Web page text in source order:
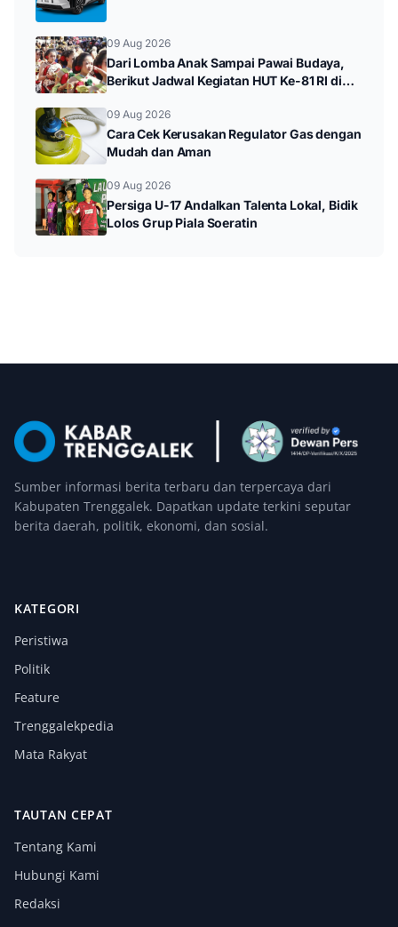
09 Aug 2026
Dari Lomba Anak Sampai Pawai Budaya,
Berikut Jadwal Kegiatan HUT Ke-81 RI di
09 Aug 2026
Cara Cek Kerusakan Regulator Gas dengan
Mudah dan Aman
09 Aug 2026
Persiga U-17 Andalkan Talenta Lokal, Bidik
Lolos Grup Piala Soeratin
Sumber informasi berita terbaru dan terpercaya dari
Kabupaten Trenggalek. Dapatkan update terkini seputar
berita daerah, politik, ekonomi, dan sosial.
KATEGORI
Peristiwa
Politik
Feature
Trenggalekpedia
Mata Rakyat
TAUTAN CEPAT
Tentang Kami
Hubungi Kami
Redaksi